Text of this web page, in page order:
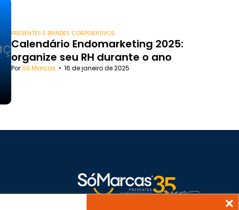
PRESENTES E BRINDES CORPORATIVOS
Calendário Endomarketing 2025:
organize seu RH durante o ano
PorSó Marcas • 16 de janeiro de 2025